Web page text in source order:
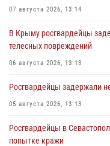
07 августа 2026, 13:14
В Крыму росгвардейцы
телесных повреждений
06 августа 2026, 13:13
Росгвардейцы задержали
05 августа 2026, 13:13
Росгвардейцы в
попытке кражи